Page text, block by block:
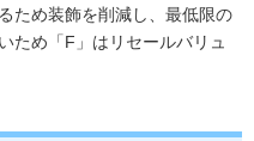
ため装飾を削減し、最低限の
ため「F」はリセールバリュ